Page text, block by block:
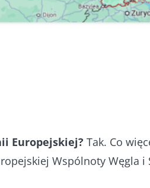
Europejskiej? Tak. Co
Wspólnoty Węgla